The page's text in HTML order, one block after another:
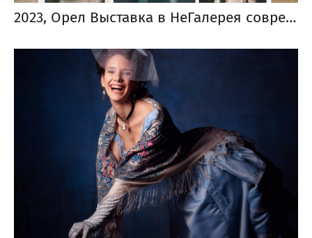
2023, Орел Выставка в НеГалерея современного искусства